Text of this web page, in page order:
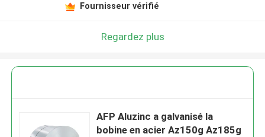
Fournisseur vérifié
Regardez plus
AFP Aluzinc a galvanisé la
bobine en acier Az150g Az185g